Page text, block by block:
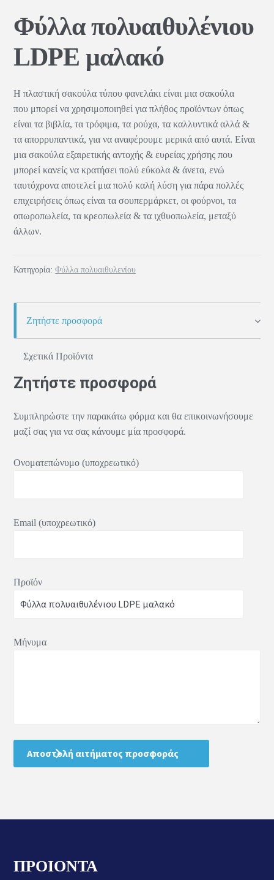
Φύλλα πολυαιθυλένιου
LDPE μαλακό
Η πλαστική σακούλα τύπου φανελάκι είναι μια σακούλα
που μπορεί να χρησιμοποιηθεί για πλήθος προϊόντων όπως
είναι τα βιβλία, τα τρόφιμα, τα ρούχα, τα καλλυντικά αλλά &
τα απορρυπαντικά, για να αναφέρουμε μερικά από αυτά. Είναι
μια σακούλα εξαιρετικής αντοχής & ευρείας χρήσης που
μπορεί κανείς να κρατήσει πολύ εύκολα & άνετα, ενώ
ταυτόχρονα αποτελεί μια πολύ καλή λύση για πάρα πολλές
επιχειρήσεις όπως είναι τα σουπερμάρκετ, οι φούρνοι, τα
οπωροπωλεία, τα κρεοπωλεία & τα ιχθυοπωλεία, μεταξύ
άλλων.
Κατηγορία:Φύλλα πολυαιθυλενίου
Ζητήστε προσφορά
Σχετικά Προϊόντα
Ζητήστε προσφορά
Συμπληρώστε την παρακάτω φόρμα και θα επικοινωνήσουμε
μαζί σας για να σας κάνουμε μία προσφορά.
Ονοματεπώνυμο (υποχρεωτικό)
Email (υποχρεωτικό)
Προϊόν
Μήνυμα
ΠΡΟΙΟΝΤΑ